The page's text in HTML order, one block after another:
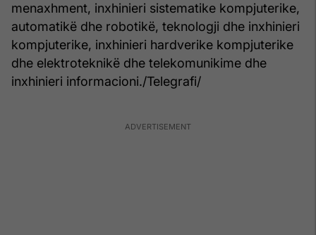
menaxhment, inxhinieri sistematike kompjuterike,
automatikë dhe robotikë, teknologji dhe inxhinieri
kompjuterike, inxhinieri hardverike kompjuterike
dhe elektroteknikë dhe telekomunikime dhe
inxhinieri informacioni./Telegrafi/